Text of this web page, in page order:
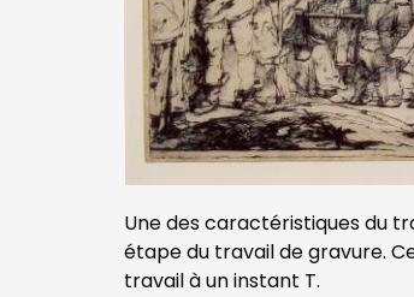
Une des caractéristiques du
étape du travail de gravure.
travail à un instant T.